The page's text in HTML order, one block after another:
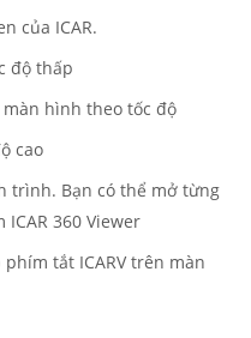
của ICAR.
độ thấp
hình theo tốc độ
cao
trình. Bạn có thể mở từng
360 Viewer
tắt ICARV trên màn